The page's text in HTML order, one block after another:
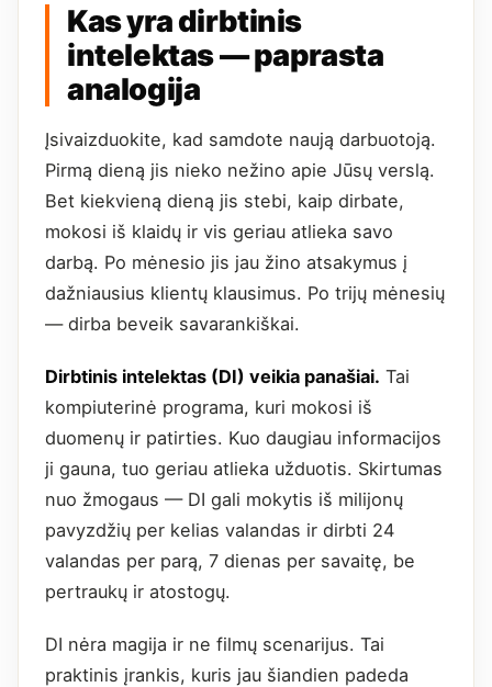
Kas yra dirbtinis
intelektas — paprasta
analogija
Įsivaizduokite, kad samdote naują darbuotoją.
Pirmą dieną jis nieko nežino apie Jūsų verslą.
Bet kiekvieną dieną jis stebi, kaip dirbate,
mokosi iš klaidų ir vis geriau atlieka savo
darbą. Po mėnesio jis jau žino atsakymus į
dažniausius klientų klausimus. Po trijų mėnesių
— dirba beveik savarankiškai.
Dirbtinis intelektas (DI) veikia panašiai. Tai
kompiuterinė programa, kuri mokosi iš
duomenų ir patirties. Kuo daugiau informacijos
ji gauna, tuo geriau atlieka užduotis. Skirtumas
nuo žmogaus — DI gali mokytis iš milijonų
pavyzdžių per kelias valandas ir dirbti 24
valandas per parą, 7 dienas per savaitę, be
pertraukų ir atostogų.
DI nėra magija ir ne filmų scenarijus. Tai
praktinis įrankis, kuris jau šiandien padeda